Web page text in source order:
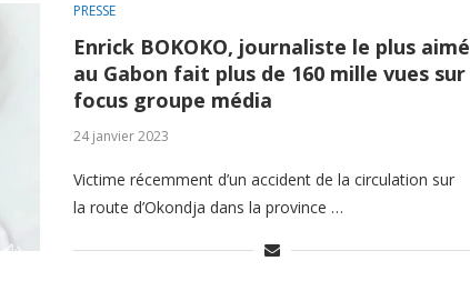
PRESSE
Enrick BOKOKO, journaliste le plus aimé
au Gabon fait plus de 160 mille vues sur
focus groupe média
24 janvier 2023
Victime récemment d’un accident de la circulation sur
la route d’Okondja dans la province …